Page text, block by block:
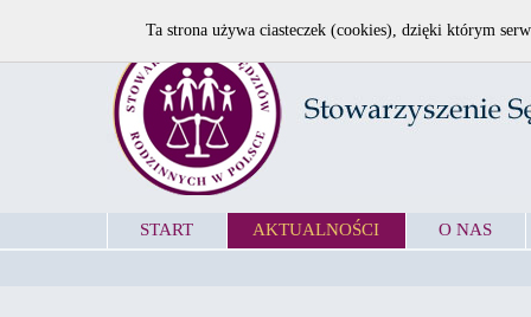
START AKTUALNOŚCI O NAS
Ta strona używa ciasteczek (cookies), dzięki którym